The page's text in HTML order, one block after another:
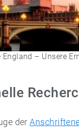
England – Unsere
der